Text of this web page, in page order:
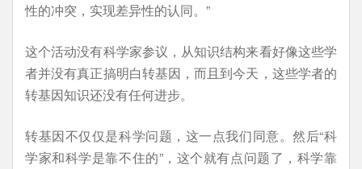
性的冲突，实现差异性的认同。”
这个活动没有科学家参议，从知识结构来看好像这些学
者并没有真正搞明白转基因，而且到今天，这些学者的
转基因知识还没有任何进步。
转基因不仅仅是科学问题，这一点我们同意。然后“科
学家和科学是靠不住的”，这个就有点问题了，科学靠